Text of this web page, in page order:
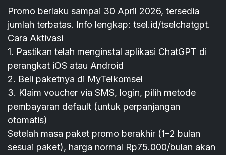
Promo berlaku sampai 30 April 2026, tersedia
jumlah terbatas. Info lengkap: tsel.id/tselchatgpt.
Cara Aktivasi
1. Pastikan telah menginstal aplikasi ChatGPT di
perangkat iOS atau Android
2. Beli paketnya di MyTelkomsel
3. Klaim voucher via SMS, login, pilih metode
pembayaran default (untuk perpanjangan
otomatis)
Setelah masa paket promo berakhir (1–2 bulan
sesuai paket), harga normal Rp75.000/bulan akan